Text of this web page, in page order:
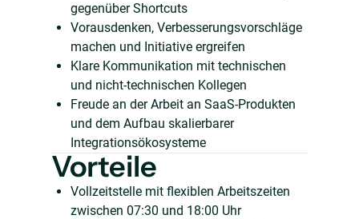
gegenüber Shortcuts
Vorausdenken, Verbesserungsvorschläge
machen und Initiative ergreifen
Klare Kommunikation mit technischen
und nicht-technischen Kollegen
Freude an der Arbeit an SaaS-Produkten
und dem Aufbau skalierbarer
Integrationsökosysteme
Vorteile
Vollzeitstelle mit flexiblen Arbeitszeiten
zwischen 07:30 und 18:00 Uhr